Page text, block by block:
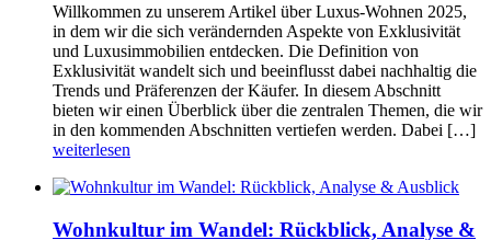
Willkommen zu unserem Artikel über Luxus-Wohnen 2025,
in dem wir die sich verändernden Aspekte von Exklusivität
und Luxusimmobilien entdecken. Die Definition von
Exklusivität wandelt sich und beeinflusst dabei nachhaltig die
Trends und Präferenzen der Käufer. In diesem Abschnitt
bieten wir einen Überblick über die zentralen Themen, die wir
in den kommenden Abschnitten vertiefen werden. Dabei […]
weiterlesen
Wohnkultur im Wandel: Rückblick, Analyse &